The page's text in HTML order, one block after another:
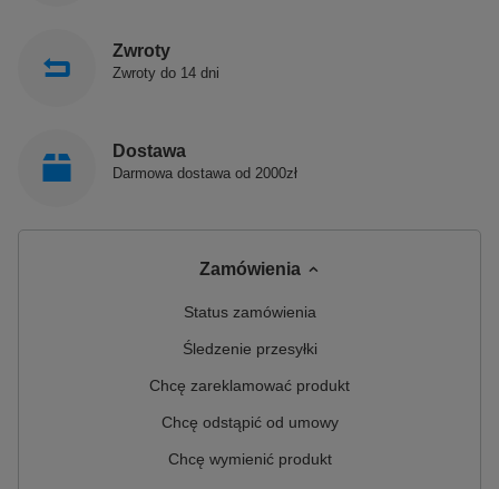
Zwroty
Zwroty do 14 dni
Dostawa
Darmowa dostawa od 2000zł
Zamówienia
Status zamówienia
Śledzenie przesyłki
Chcę zareklamować produkt
Chcę odstąpić od umowy
Chcę wymienić produkt